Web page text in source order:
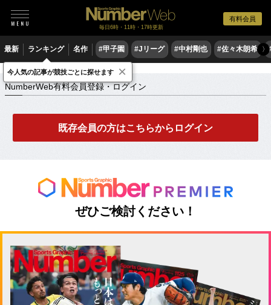
有料会員
毎日6時・11時・17時更新
最新 ランキング 名作 #甲子園 #Jリーグ #中村剛也 #佐々木朗希 〉
NumberWeb有料会員登録・ログイン
NumberWeb有料会員登録・ログイン
既存会員の方はこちらからログイン
ぜひご検討ください！
今人気の記事が競技ごとに探せます ×